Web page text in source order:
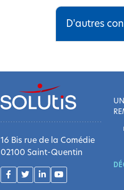
D'autres
16 Bis rue de la Comédie
02100 Saint-Quentin